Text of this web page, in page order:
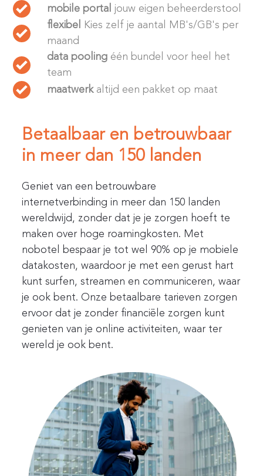
mobile portal
jouw eigen beheerderstool
flexibel
Kies zelf je aantal MB's/GB's per
maand
data poolingéén bundel voor heel het
team
maatwerkaltijd een pakket op maat
Betaalbaar en betrouwbaar
in meer dan 150 landen
Geniet van een betrouwbare
internetverbinding in meer dan 150 landen
wereldwijd, zonder dat je je zorgen hoeft te
maken over hoge roamingkosten. Met
nobotel bespaar je tot wel 90% op je mobiele
datakosten, waardoor je met een gerust hart
kunt surfen, streamen en communiceren, waar
je ook bent. Onze betaalbare tarieven zorgen
ervoor dat je zonder financiële zorgen kunt
genieten van je online activiteiten, waar ter
wereld je ook bent.